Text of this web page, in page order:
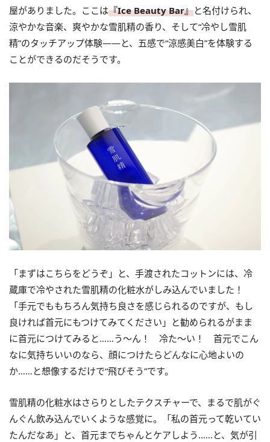
屋がありました。ここは『Ice Beauty Bar』と名付けられ、
涼やかな音楽、爽やかな雪肌精の香り、そして“冷やし雪肌
精”のタッチアップ体験――と、五感で“涼感美白”を体験する
ことができるのだそうです。
「まずはこちらをどうぞ」と、手渡されたコットンには、冷
蔵庫で冷やされた雪肌精の化粧水がしみ込んでいました！
「手元でももちろん気持ち良さを感じられるのですが、もし
良ければ首元にもつけてみてください」と勧められるがまま
に首元につけてみると……う～ん！ 冷た～い！ 首元でこん
なに気持ちいいのなら、顔につけたらどんなに心地よいの
か……と想像するだけで“飛びそう”です。
雪肌精の化粧水はさらりとしたテクスチャーで、まるで肌がぐ
んぐん飲み込んでいくような感覚に。「私の首元って乾いてい
たんだなあ」と、首元までちゃんとケアしよう……と、気が引